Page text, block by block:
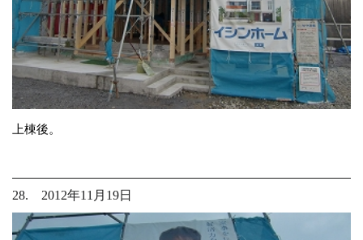
上棟後。
28. 2012年11月19日